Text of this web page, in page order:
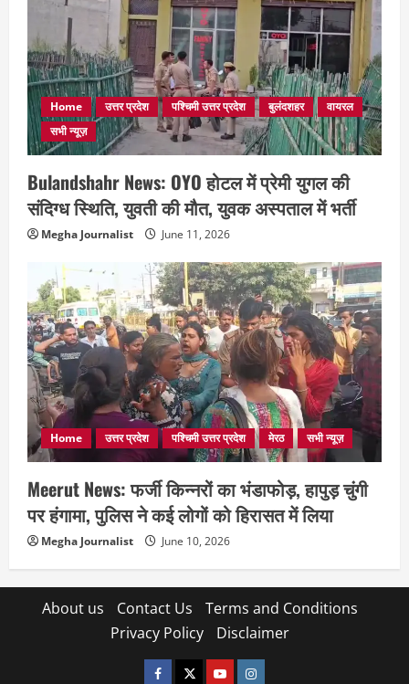
Home उत्तर प्रदेश पश्चिमी उत्तर प्रदेश बुलंदशहर
वायरल
सभी न्यूज़
Bulandshahr News: OYO होटल में प्रेमी युगल की
संदिग्ध स्थिति, युवती की मौत, युवक अस्पताल में भर्ती
Megha Journalist June 11, 2026
Home उत्तर प्रदेश पश्चिमी उत्तर प्रदेश मेरठ सभी न्यूज़
Meerut News: फर्जी किन्नरों का भंडाफोड़, हापुड़ चुंगी
पर हंगामा, पुलिस ने कई लोगों को हिरासत में लिया
Megha Journalist June 10, 2026
About us Contact Us
Terms and Conditions
Privacy Policy
Disclaimer
facebooktwitterYOUTUBE
instagram